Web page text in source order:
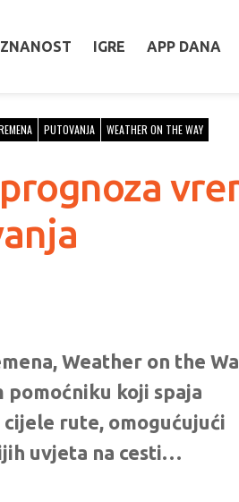
ZNANOST IGRE APP DANA
PUTOVANJA WEATHER ON THE WAY
Weather on the
pomoćniku koji spaja
rute, omogućujući
uvjeta na cesti…